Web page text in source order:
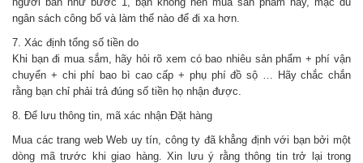
ngân sách công bố và làm thế nào để đi xa hơn.
7. Xác định tổng số tiền do
Khi bạn đi mua sắm, hãy hỏi rõ xem có bao nhiêu sản phẩm + phí vận
chuyển + chi phí bao bì cao cấp + phụ phí đồ sộ … Hãy chắc chắn
rằng bạn chỉ phải trả đúng số tiền họ nhận được.
8. Để lưu thông tin, mã xác nhận Đặt hàng
Mua các trang web Web uy tín, công ty đã khẳng định với bạn bởi một
dòng mã trước khi giao hàng. Xin lưu ý rằng thông tin trở lại trong